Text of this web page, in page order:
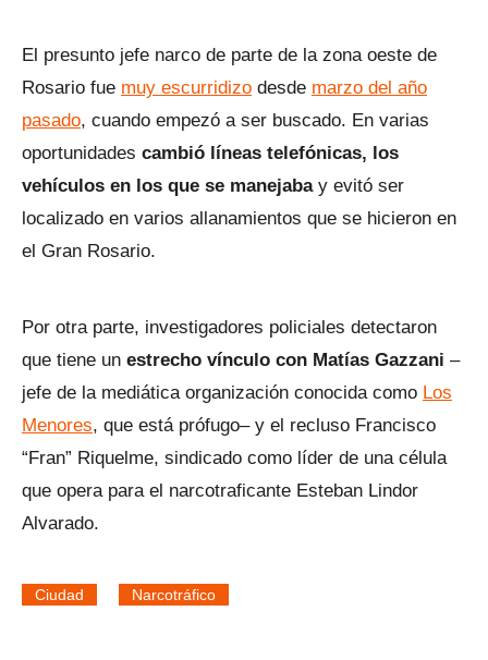
El presunto jefe narco de parte de la zona oeste de
Rosario fue muy escurridizo desde marzo del año
pasado, cuando empezó a ser buscado. En varias
oportunidades cambió líneas telefónicas, los
vehículos en los que se manejaba y evitó ser
localizado en varios allanamientos que se hicieron en
el Gran Rosario.
Por otra parte, investigadores policiales detectaron
que tiene un estrecho vínculo con Matías Gazzani –
jefe de la mediática organización conocida como Los
Menores, que está prófugo– y el recluso Francisco
“Fran” Riquelme, sindicado como líder de una célula
que opera para el narcotraficante Esteban Lindor
Alvarado.
Ciudad Narcotráfico